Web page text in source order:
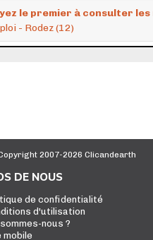
le premier à consulter
- Rodez (12)
2007-2026 Clicandearth
DE NOUS
de confidentialité
d'utilisation
nous ?
mobile